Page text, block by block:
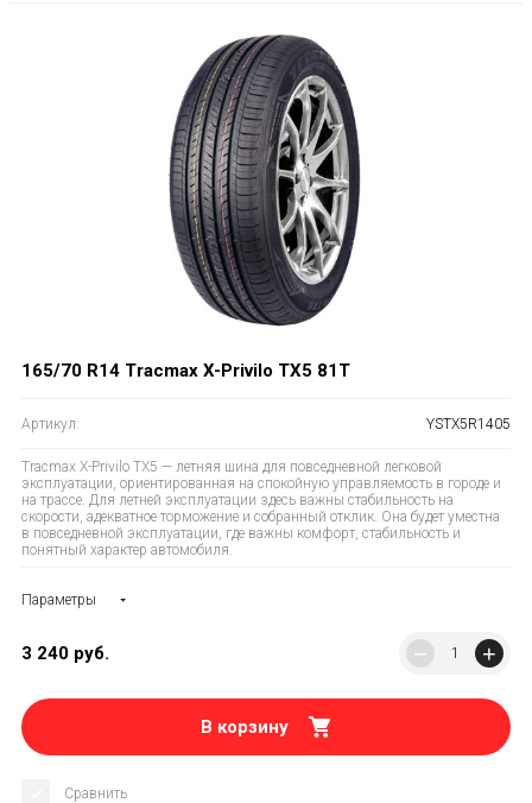
165/70 R14 Tracmax X-Privilo TX5 81T
Артикул: YSTX5R1405
Tracmax X-Privilo TX5 — летняя шина для повседневной легковой
эксплуатации, ориентированная на спокойную управляемость в городе и
на трассе. Для летней эксплуатации здесь важны стабильность на
скорости, адекватное торможение и собранный отклик. Она будет уместна
в повседневной эксплуатации, где важны комфорт, стабильность и
понятный характер автомобиля.
Параметры
3 240 руб. − +
В корзину
Сравнить